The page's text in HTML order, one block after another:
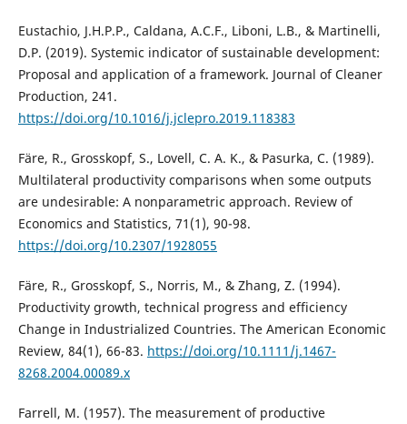
Eustachio, J.H.P.P., Caldana, A.C.F., Liboni, L.B., & Martinelli,
D.P. (2019). Systemic indicator of sustainable development:
Proposal and application of a framework. Journal of Cleaner
Production, 241.
https://doi.org/10.1016/j.jclepro.2019.118383
Färe, R., Grosskopf, S., Lovell, C. A. K., & Pasurka, C. (1989).
Multilateral productivity comparisons when some outputs
are undesirable: A nonparametric approach. Review of
Economics and Statistics, 71(1), 90-98.
https://doi.org/10.2307/1928055
Färe, R., Grosskopf, S., Norris, M., & Zhang, Z. (1994).
Productivity growth, technical progress and efficiency
Change in Industrialized Countries. The American Economic
Review, 84(1), 66-83. https://doi.org/10.1111/j.1467-
8268.2004.00089.x
Farrell, M. (1957). The measurement of productive